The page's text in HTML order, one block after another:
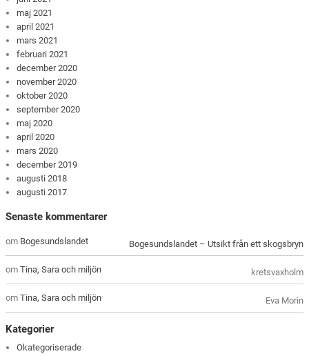
maj 2021
april 2021
mars 2021
februari 2021
december 2020
november 2020
oktober 2020
september 2020
maj 2020
april 2020
mars 2020
december 2019
augusti 2018
augusti 2017
Senaste kommentarer
Bogesundslandet – Utsikt från ett skogsbryn
om Bogesundslandet
kretsvaxholm
omTina, Sara och miljön
Eva Morin
omTina, Sara och miljön
Kategorier
Okategoriserade